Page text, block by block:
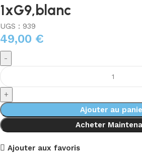
1xG9,blanc
UGS : 939
49,00 €
Ajouter au
Acheter
Ajouter aux favoris